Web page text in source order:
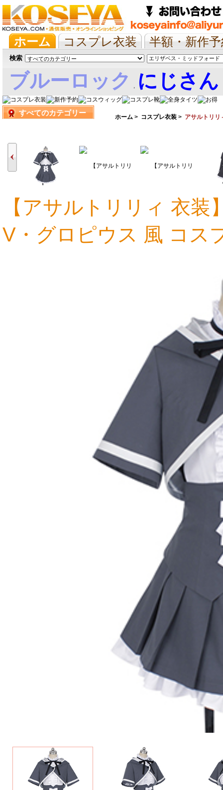
ホーム コスプレ衣装
半額・新作
抱き枕/布団/シーツ
ツイステ ウマ
検索
ブルーロック , にじさ
娘すべてのカテゴリー ホーム > コスプレ衣装 > アサルトリリ
15,288円
15,821円
【アサルトリリィ 衣
V・グロピウス 風 コス